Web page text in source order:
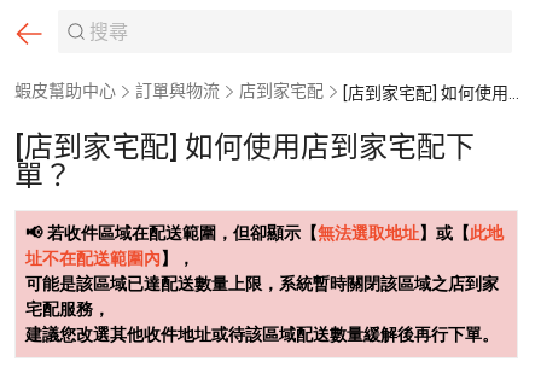
蝦皮幫助中心 訂單與物流 店到家宅配 [店到家宅配] 如何使用店到家宅配下單？
[店到家宅配] 如何使用店到家宅配下
單？
📢 若收件區域在配送範圍，但卻顯示【無法選取地址】或【此地
址不在配送範圍內】，
可能是該區域已達配送數量上限，系統暫時關閉該區域之店到家
宅配服務，
建議您改選其他收件地址或待該區域配送數量緩解後再行下單。